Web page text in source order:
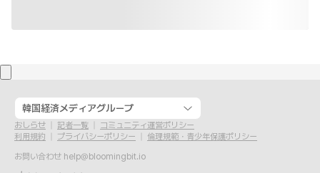
韓国経済メディアグループ
おしらせ 記者一覧
コミュニティ運営ポリシー
利用規約
プライバシーポリシー
倫理規範・青少年保護ポリシー
お問い合わせ help@bloomingbit.io